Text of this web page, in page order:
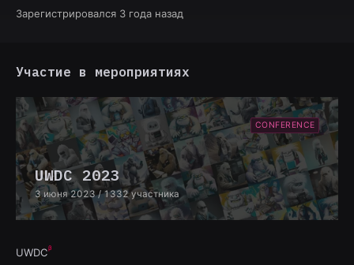
6
Зарегистрировался 3 года назад
Участие в мероприятиях
CONFERENCE
UWDC 2023
3 июня 2023 / 1332 участника
UWDC